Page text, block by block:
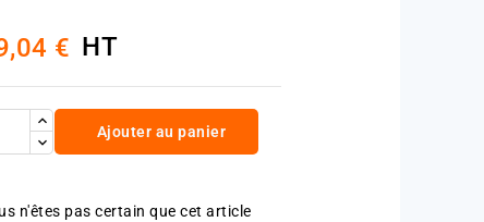
€ HT
Ajouter au panier
n'êtes pas certain que cet article